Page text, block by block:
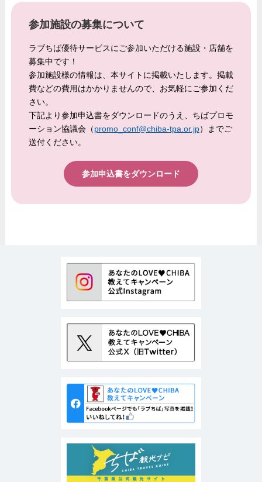
参加施設の募集について
ラブちば優待サービスにご参加いただける施設・店舗を
募集中です！
参加施設様の情報は、本サイトに掲載いたします。掲載
費などの費用はかかりませんので、お気軽にご参加くだ
さい。
下記より参加申込書をダウンロードのうえ、ちばプロモ
ーション協議会（promo_conf@chiba-tpa.or.jp）までご
送付ください。
参加申込書をダウンロード